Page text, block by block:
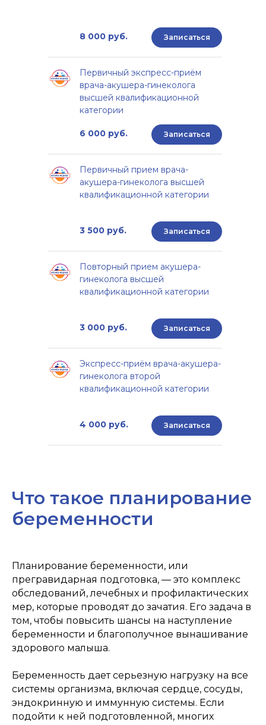
8 000 руб. Записаться
6 000 руб.
Первичный экспресс-приём
врача-акушера-гинеколога
высшей квалификационной
категории
Записаться
3 500 руб.
Первичный прием врача-
акушера-гинеколога высшей
квалификационной категории
Записаться
3 000 руб.
Повторный прием акушера-
гинеколога высшей
квалификационной категории
Записаться
4 000 руб.
Экспресс-приём врача-акушера-
гинеколога второй
квалификационной категории
Записаться
Что такое планирование
беременности
Планирование беременности, или
прегравидарная подготовка, — это комплекс
обследований, лечебных и профилактических
мер, которые проводят до зачатия. Его задача в
том, чтобы повысить шансы на наступление
беременности и благополучное вынашивание
здорового малыша.
Беременность дает серьезную нагрузку на все
системы организма, включая сердце, сосуды,
эндокринную и иммунную системы. Если
подойти к ней подготовленной, многих